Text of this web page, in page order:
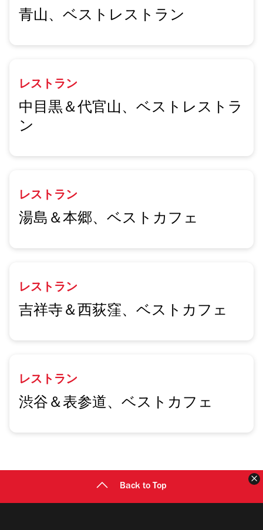
青山、ベストレストラン
レストラン
中目黒＆代官山、ベストレストラ
ン
レストラン
湯島＆本郷、ベストカフェ
レストラン
吉祥寺＆西荻窪、ベストカフェ
レストラン
渋谷＆表参道、ベストカフェ
Back to Top